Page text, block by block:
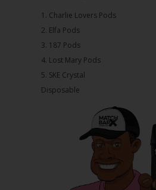
1.⁠ ⁠Charlie Lovers Pods
2.⁠ ⁠⁠Elfa Pods
3.⁠ ⁠⁠187 Pods
4.⁠ ⁠⁠Lost Mary Pods
5.⁠ ⁠⁠SKE Crystal
Disposable